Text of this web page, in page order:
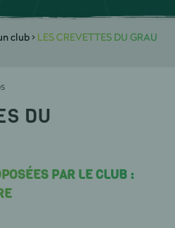
club> LES CREVETTES DU GRAU
DU
PAR LE CLUB :